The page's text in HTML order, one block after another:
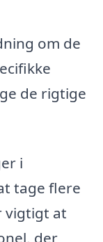
om de
de rigtige
i
tage flere
vigtigt at
der